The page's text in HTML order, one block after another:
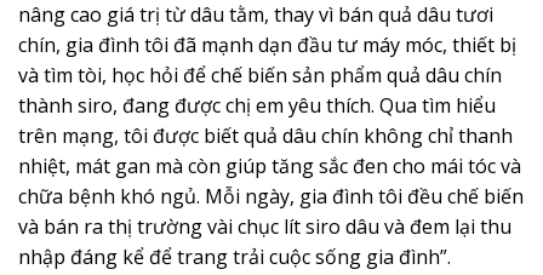
nâng cao giá trị từ dâu tằm, thay vì bán quả dâu tươi
chín, gia đình tôi đã mạnh dạn đầu tư máy móc, thiết bị
và tìm tòi, học hỏi để chế biến sản phẩm quả dâu chín
thành siro, đang được chị em yêu thích. Qua tìm hiểu
trên mạng, tôi được biết quả dâu chín không chỉ thanh
nhiệt, mát gan mà còn giúp tăng sắc đen cho mái tóc và
chữa bệnh khó ngủ. Mỗi ngày, gia đình tôi đều chế biến
và bán ra thị trường vài chục lít siro dâu và đem lại thu
nhập đáng kể để trang trải cuộc sống gia đình”.